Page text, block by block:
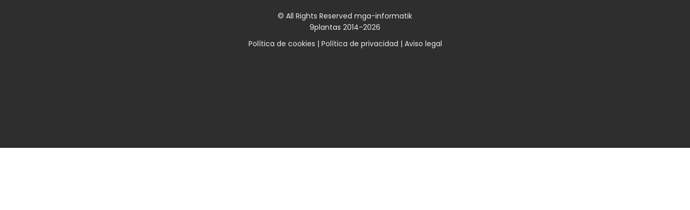
© All Rights Reserved mga-informatik
9plantas 2014-2026
Política de cookies | Política de privacidad | Aviso legal